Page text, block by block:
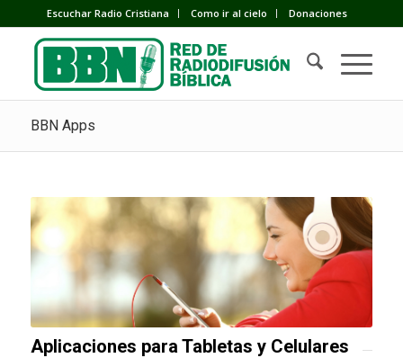
Escuchar Radio Cristiana Como ir al cielo Donaciones
BBN Apps
Aplicaciones para Tabletas y Celulares